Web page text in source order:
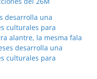
desarrolla una
culturales para
alantre, la mesma fala
desarrolla una
culturales para